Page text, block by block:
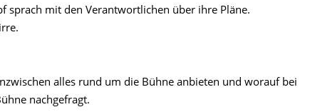
sprach mit den Verantwortlichen über ihre Pläne.
alles rund um die Bühne anbieten und worauf bei
nachgefragt.